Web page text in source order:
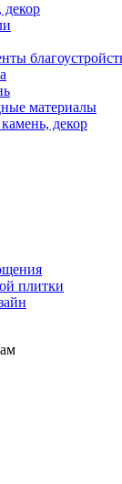
материалы
декор
плитки